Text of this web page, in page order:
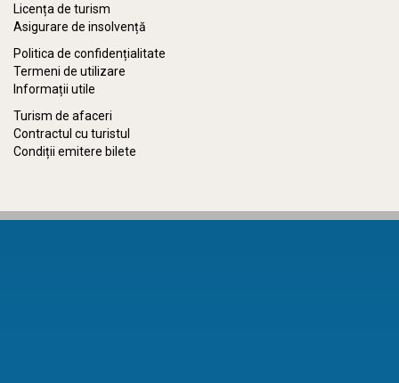
Licența de turism
Asigurare de insolvență
Politica de confidențialitate
Termeni de utilizare
Informații utile
Turism de afaceri
Contractul cu turistul
Condiții emitere bilete